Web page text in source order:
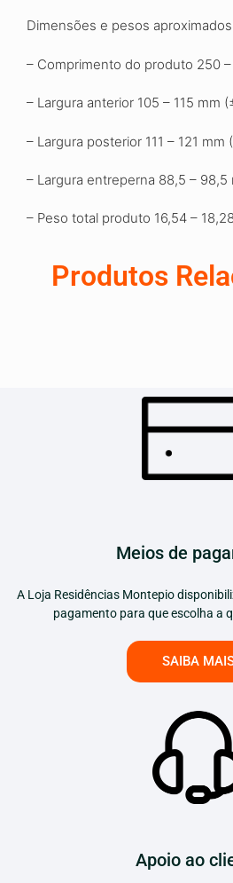
Dimensões e pesos
– Comprimento do produto 250
– Largura anterior 105 – 115 mm
– Largura posterior 111 – 121 mm
– Largura entreperna 88,5 – 98,5
– Peso total produto 16,54 –
Produtos
Meios de
A Loja Residências Montepio
pagamento para que escolha a
SAIBA
Apoio ao